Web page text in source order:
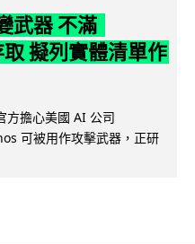
武器 不滿
擬列實體清單作
方擔心美國 AI 公司
可被用作攻擊武器，正研